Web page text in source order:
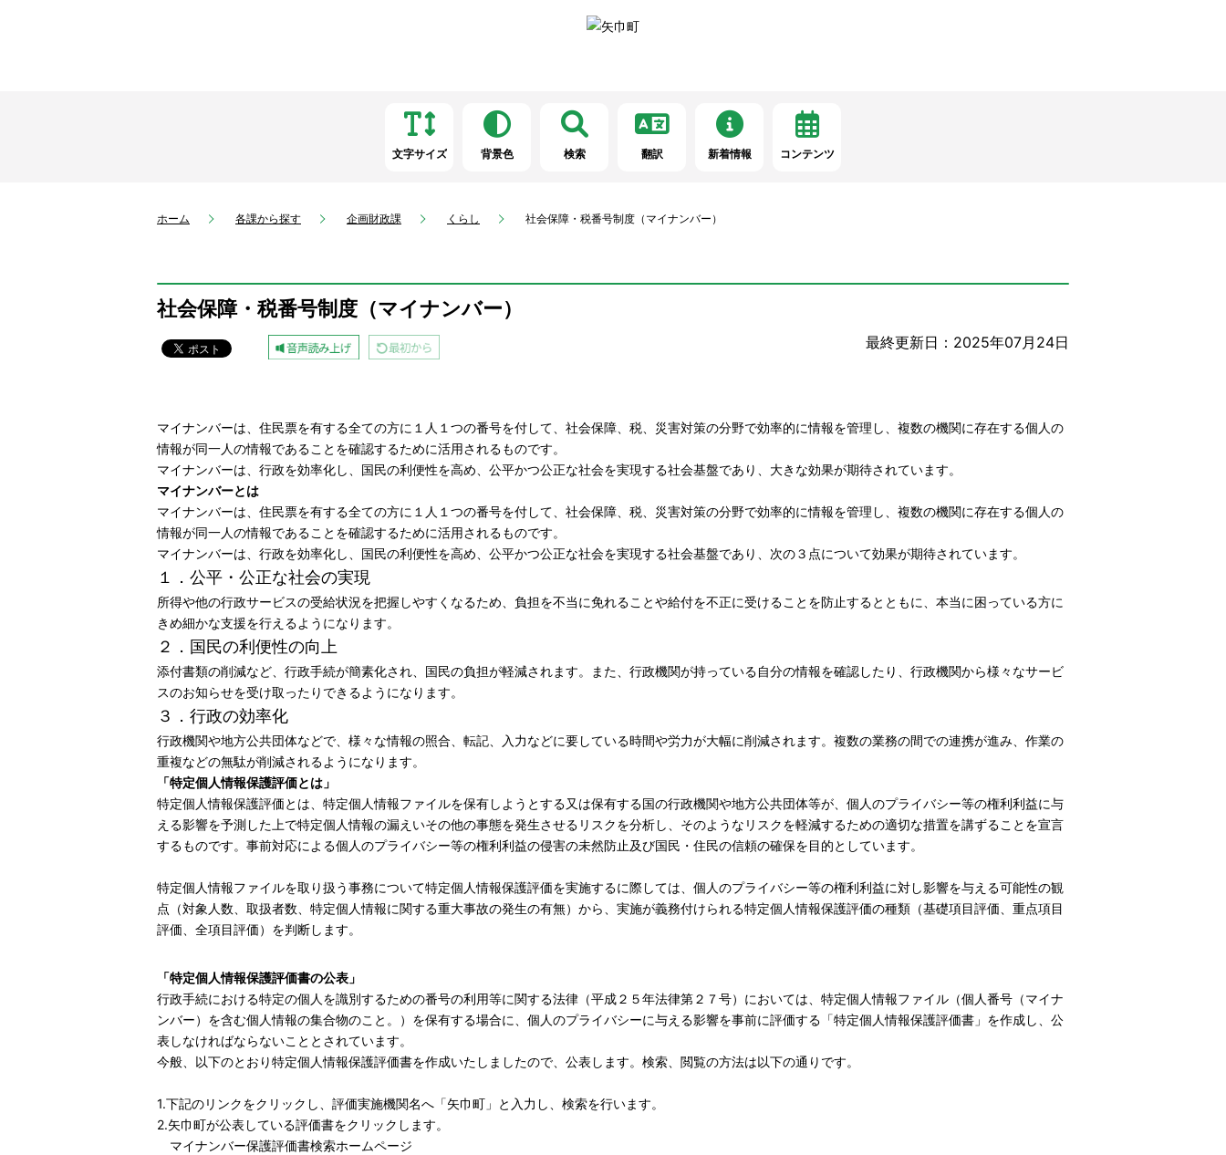
文字サイズ 背景色 検索 翻訳 新着情報 コンテンツ
ホーム 各課から探す 企画財政課 くらし 社会保障・税番号制度（マイナンバー）
社会保障・税番号制度（マイナンバー）
最終更新日：2025年07月24日
マイナンバーは、住民票を有する全ての方に１人１つの番号を付して、社会保障、税、災害対策の分野で効率的に情報を管理し、複数の機関に存在する個人の
情報が同一人の情報であることを確認するために活用されるものです。
マイナンバーは、行政を効率化し、国民の利便性を高め、公平かつ公正な社会を実現する社会基盤であり、大きな効果が期待されています。
マイナンバーとは
マイナンバーは、住民票を有する全ての方に１人１つの番号を付して、社会保障、税、災害対策の分野で効率的に情報を管理し、複数の機関に存在する個人の
情報が同一人の情報であることを確認するために活用されるものです。
マイナンバーは、行政を効率化し、国民の利便性を高め、公平かつ公正な社会を実現する社会基盤であり、次の３点について効果が期待されています。
１．公平・公正な社会の実現
所得や他の行政サービスの受給状況を把握しやすくなるため、負担を不当に免れることや給付を不正に受けることを防止するとともに、本当に困っている方に
きめ細かな支援を行えるようになります。
２．国民の利便性の向上
添付書類の削減など、行政手続が簡素化され、国民の負担が軽減されます。また、行政機関が持っている自分の情報を確認したり、行政機関から様々なサービ
スのお知らせを受け取ったりできるようになります。
３．行政の効率化
行政機関や地方公共団体などで、様々な情報の照合、転記、入力などに要している時間や労力が大幅に削減されます。複数の業務の間での連携が進み、作業の
重複などの無駄が削減されるようになります。
「特定個人情報保護評価とは」
特定個人情報保護評価とは、特定個人情報ファイルを保有しようとする又は保有する国の行政機関や地方公共団体等が、個人のプライバシー等の権利利益に与
える影響を予測した上で特定個人情報の漏えいその他の事態を発生させるリスクを分析し、そのようなリスクを軽減するための適切な措置を講ずることを宣言
するものです。事前対応による個人のプライバシー等の権利利益の侵害の未然防止及び国民・住民の信頼の確保を目的としています。
特定個人情報ファイルを取り扱う事務について特定個人情報保護評価を実施するに際しては、個人のプライバシー等の権利利益に対し影響を与える可能性の観
点（対象人数、取扱者数、特定個人情報に関する重大事故の発生の有無）から、実施が義務付けられる特定個人情報保護評価の種類（基礎項目評価、重点項目
評価、全項目評価）を判断します。
「特定個人情報保護評価書の公表」
行政手続における特定の個人を識別するための番号の利用等に関する法律（平成２５年法律第２７号）においては、特定個人情報ファイル（個人番号（マイナ
ンバー）を含む個人情報の集合物のこと。）を保有する場合に、個人のプライバシーに与える影響を事前に評価する「特定個人情報保護評価書」を作成し、公
表しなければならないこととされています。
今般、以下のとおり特定個人情報保護評価書を作成いたしましたので、公表します。検索、閲覧の方法は以下の通りです。
1.下記のリンクをクリックし、評価実施機関名へ「矢巾町」と入力し、検索を行います。
2.矢巾町が公表している評価書をクリックします。
マイナンバー保護評価書検索ホームページ